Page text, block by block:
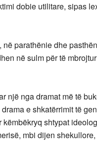
dobie utilitare, sipas
parathënie dhe
në sulm për të
një nga dramat më të
e shkatërrimit të
shtypat
mbi dijen